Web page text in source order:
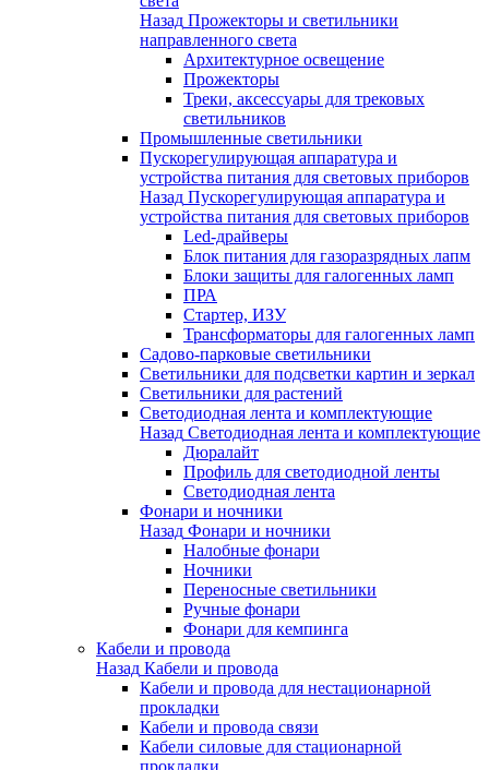
Назад Прожекторы и светильники
направленного света
Архитектурное освещение
Прожекторы
Треки, аксессуары для трековых
светильников
Промышленные светильники
Пускорегулирующая аппаратура и
устройства питания для световых приборов
Назад Пускорегулирующая аппаратура и
устройства питания для световых приборов
Led-драйверы
Блок питания для газоразрядных лапм
Блоки защиты для галогенных ламп
ПРА
Стартер, ИЗУ
Трансформаторы для галогенных ламп
Садово-парковые светильники
Светильники для подсветки картин и зеркал
Светильники для растений
Светодиодная лента и комплектующие
Назад Светодиодная лента и комплектующие
Дюралайт
Профиль для светодиодной ленты
Светодиодная лента
Фонари и ночники
Назад Фонари и ночники
Налобные фонари
Ночники
Переносные светильники
Ручные фонари
Фонари для кемпинга
Кабели и провода
Назад Кабели и провода
Кабели и провода для нестационарной
прокладки
Кабели и провода связи
Кабели силовые для стационарной
прокладки